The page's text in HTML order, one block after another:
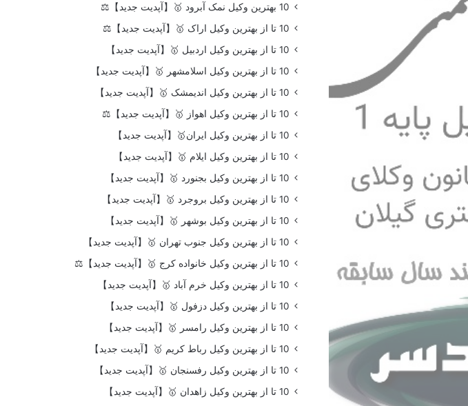
10 بهترین وکیل نمک آبرود 🥇【آپدیت جدید】⚖️
10 تا از بهترین وکیل اراک 🥇【آپدیت جدید】⚖️
10 تا از بهترین وکیل اردبیل 🥇【آپدیت جدید】
10 تا از بهترین وکیل اسلامشهر 🥇【آپدیت جدید】
10 تا از بهترین وکیل اندیمشک 🥇【آپدیت جدید】
10 تا از بهترین وکیل اهواز 🥇【آپدیت جدید】⚖️
10 تا از بهترین وکیل ایران🥇【آپدیت جدید】
10 تا از بهترین وکیل ایلام 🥇【آپدیت جدید】
10 تا از بهترین وکیل بجنورد 🥇【آپدیت جدید】
10 تا از بهترین وکیل بروجرد 🥇【آپدیت جدید】
10 تا از بهترین وکیل بوشهر 🥇【آپدیت جدید】
10 تا از بهترین وکیل جنوب تهران 🥇【آپدیت جدید】
10 تا از بهترین وکیل خانواده کرج 🥇【آپدیت جدید】⚖️
10 تا از بهترین وکیل خرم آباد 🥇【آپدیت جدید】
10 تا از بهترین وکیل دزفول 🥇【آپدیت جدید】
10 تا از بهترین وکیل رامسر 🥇【آپدیت جدید】
10 تا از بهترین وکیل رباط کریم 🥇【آپدیت جدید】
10 تا از بهترین وکیل رفسنجان 🥇【آپدیت جدید】
10 تا از بهترین وکیل زاهدان 🥇【آپدیت جدید】